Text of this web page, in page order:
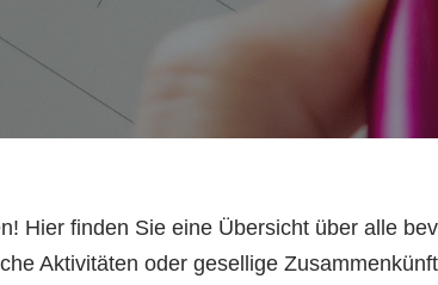
Hier finden Sie eine Übersicht über alle
Aktivitäten oder gesellige